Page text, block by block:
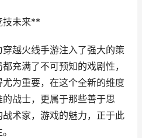
技未来**
越火线手游注入了强大的策
充满了不可预知的戏剧性，
为重要，在这个全新的维度
战士，更属于那些善于思
术家，游戏的魅力，正于此